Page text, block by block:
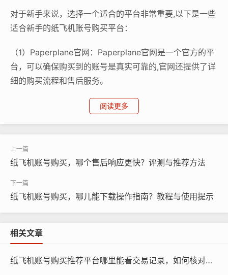
对于新手来说，选择一个适合的平台非常重要,以下是一些
适合新手的纸飞机账号购买平台：
（1）Paperplane官网：Paperplane官网是一个官方的平
台，可以确保购买到的账号是真实可靠的,官网还提供了详
细的购买流程和售后服务。
16888.com
阅读更多
纸飞机账号购买，哪个售后响应更快？评测与推荐方法
纸飞机账号购买，哪儿能下载操作指南？教程与使用提示
相关文章
纸飞机账号购买推荐平台哪里能看交易记录，如何核对与为什么要核验教程